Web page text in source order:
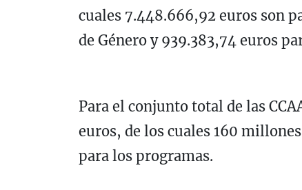
cuales 7.448.666,92 euros son
de Género y 939.383,74 euros
Para el conjunto total de las
euros, de los cuales 160
para los programas.